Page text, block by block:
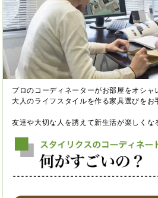
プロのコーディネーターがお部屋をオシャ
大人のライフスタイルを作る家具選びをお
友達や大切な人を誘えて新生活が楽しくな